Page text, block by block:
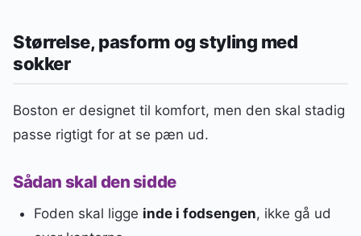
Størrelse, pasform og styling med
sokker
Boston er designet til komfort, men den skal stadig
passe rigtigt for at se pæn ud.
Sådan skal den sidde
Foden skal ligge inde i fodsengen, ikke gå ud